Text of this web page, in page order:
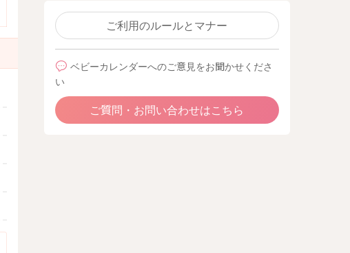
ご利用のルールとマナー
ベビーカレンダーへのご意見をお聞かせくださ
い
ご質問・お問い合わせはこちら